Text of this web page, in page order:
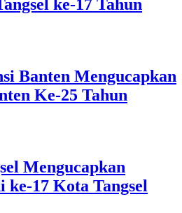
ke-17 Tahun
Banten Mengucapkan
Ke-25 Tahun
Mengucapkan
ke-17 Kota Tangsel